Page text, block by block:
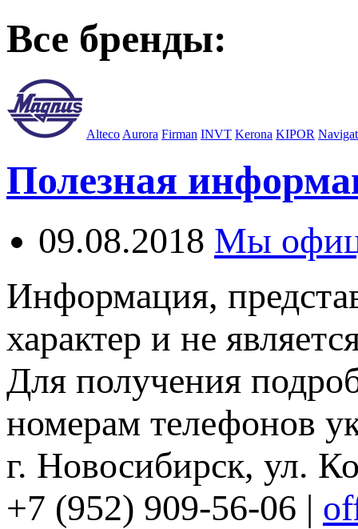
Все бренды:
Alteco Aurora Firman INVT Kerona KIPOR
Полезная
09.08.2018 Мы
Информация,
характер и не
Для получения
номерам телефонов
г. Новосибирск, ул.
+7 (952) 909-56-06 |